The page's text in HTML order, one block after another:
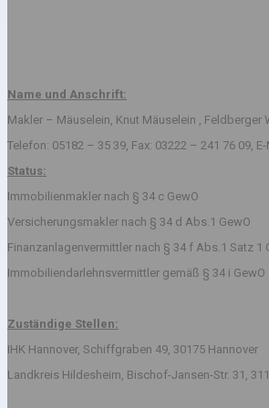
Name und Anschrift:
Makler – Mäuselein, Knut Mäuselein , Feldberger
Telefon: 05182 – 35 39, Fax: 03222 – 241 76 09, E-
Status:
Immobilienmakler nach § 34 c GewO
Versicherungsmakler nach § 34 d Abs.1 GewO
Finanzanlagenvermittler nach § 34 f Abs.1 Satz 1
Immobiliendarlehnsvermittler gemäß § 34 i GewO
Zuständige Stellen:
IHK Hannover, Schiffgraben 49, 30175 Hannover
Landkreis Hildesheim, Bischof-Jansen-Str. 31,